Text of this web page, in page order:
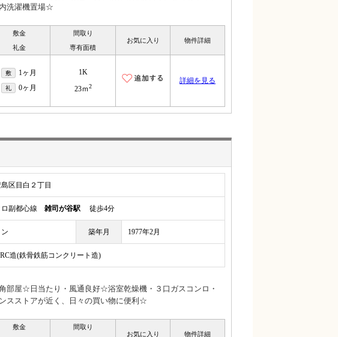
洗濯機置場☆
敷金
礼金
間取り
専有面積
お気に入り 物件詳細
敷 1ヶ月
礼 0ヶ月
1K
23ｍ2
詳細を見る
区目白２丁目
ロ副都心線 雑司が谷駅 徒歩4分
築年月 1977年2月
造(鉄骨鉄筋コンクリート造)
屋☆日当たり・風通良好☆浴室乾燥機・３口ガスコンロ・
スストアが近く、日々の買い物に便利☆
敷金
間取り
お気に入り
物件詳細